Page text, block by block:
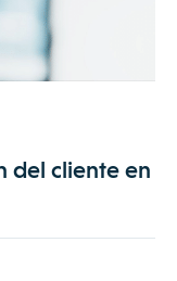
del cliente en